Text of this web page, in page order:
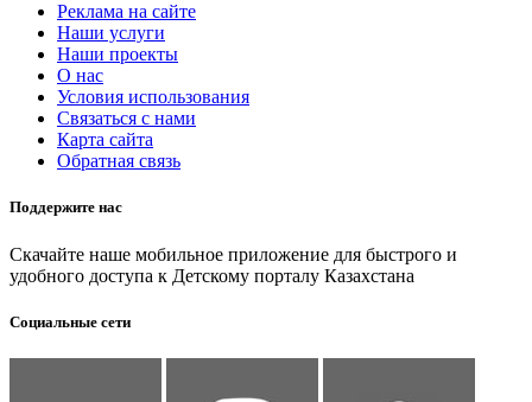
Реклама на сайте
Наши услуги
Наши проекты
О нас
Условия использования
Связаться с нами
Карта сайта
Обратная связь
Поддержите нас
Скачайте наше мобильное приложение для быстрого и
удобного доступа к Детскому порталу Казахстана
Социальные сети